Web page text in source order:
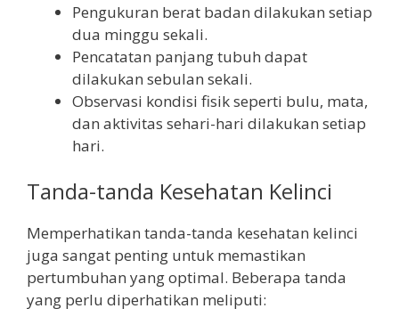
Pengukuran berat badan dilakukan setiap
dua minggu sekali.
Pencatatan panjang tubuh dapat
dilakukan sebulan sekali.
Observasi kondisi fisik seperti bulu, mata,
dan aktivitas sehari-hari dilakukan setiap
hari.
Tanda-tanda Kesehatan Kelinci
Memperhatikan tanda-tanda kesehatan kelinci
juga sangat penting untuk memastikan
pertumbuhan yang optimal. Beberapa tanda
yang perlu diperhatikan meliputi: